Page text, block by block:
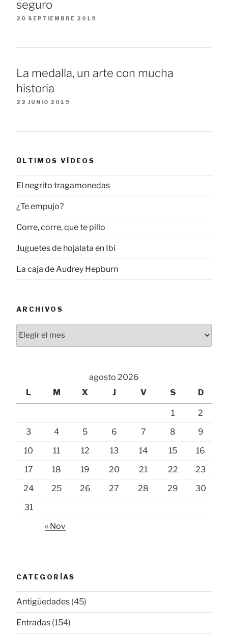
seguro
20 SEPTIEMBRE 2019
La medalla, un arte con mucha
historia
22 JUNIO 2019
ÚLTIMOS VÍDEOS
El negrito tragamonedas
¿Te empujo?
Corre, corre, que te pillo
Juguetes de hojalata en Ibi
La caja de Audrey Hepburn
ARCHIVOS
agosto 2026
L
M X J V S D
1
2
3
4 5 6 7 8
9
10
11 12 13 14 15
16
17
18 19 20 21 22
23
24
25 26 27 28 29
30
31
« Nov
CATEGORÍAS
Antigüedades (45)
Entradas (154)